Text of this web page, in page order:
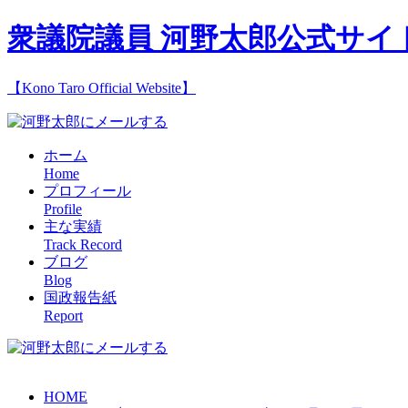
衆議院議員 河野太郎公式サイ
【Kono Taro Official Website】
ホーム
Home
プロフィール
Profile
主な実績
Track Record
ブログ
Blog
国政報告紙
Report
HOME